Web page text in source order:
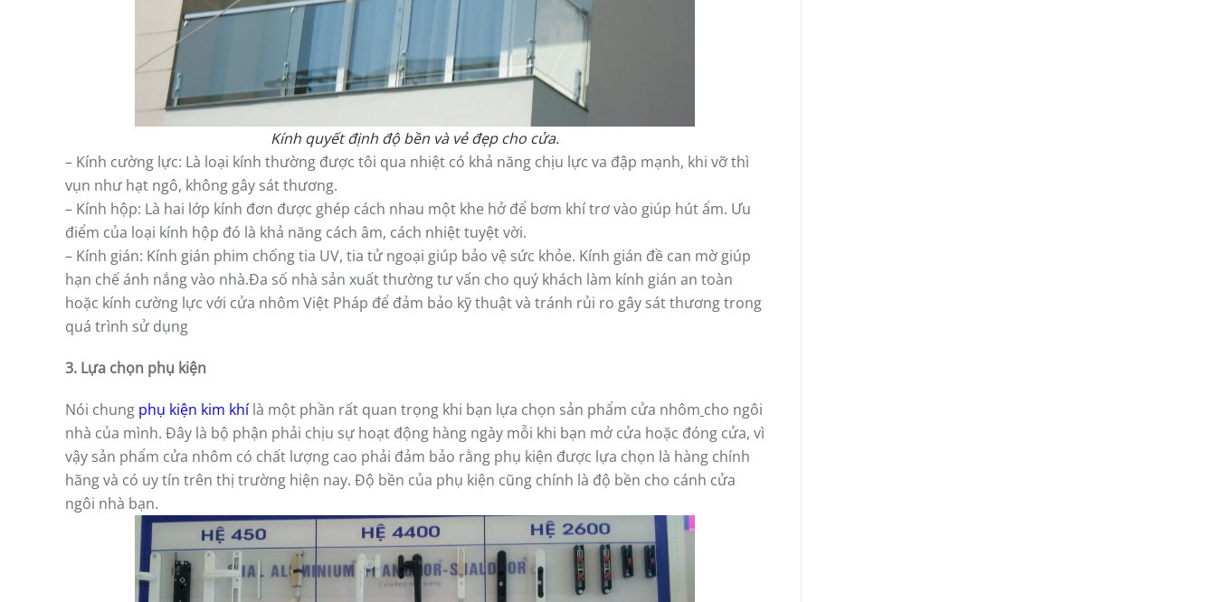
Kính quyết định độ bền và vẻ đẹp cho cửa.
– Kính cường lực: Là loại kính thường được tôi qua nhiệt có khả năng chịu lực va đập mạnh, khi vỡ thì
vụn như hạt ngô, không gây sát thương.
– Kính hộp: Là hai lớp kính đơn được ghép cách nhau một khe hở để bơm khí trơ vào giúp hút ẩm. Ưu
điểm của loại kính hộp đó là khả năng cách âm, cách nhiệt tuyệt vời.
– Kính gián: Kính gián phim chống tia UV, tia tử ngoại giúp bảo vệ sức khỏe. Kính gián đề can mờ giúp
hạn chế ánh nắng vào nhà.Đa số nhà sản xuất thường tư vấn cho quý khách làm kính gián an toàn
hoặc kính cường lực với cửa nhôm Việt Pháp để đảm bảo kỹ thuật và tránh rủi ro gây sát thương trong
quá trình sử dụng
3. Lựa chọn phụ kiện
Nói chung phụ kiện kim khílà một phần rất quan trọng khi bạn lựa chọn sản phẩm cửa nhôm cho ngôi
nhà của mình. Đây là bộ phận phải chịu sự hoạt động hàng ngày mỗi khi bạn mở cửa hoặc đóng cửa, vì
vậy sản phẩm cửa nhôm có chất lượng cao phải đảm bảo rằng phụ kiện được lựa chọn là hàng chính
hãng và có uy tín trên thị trường hiện nay. Độ bền của phụ kiện cũng chính là độ bền cho cánh cửa
ngôi nhà bạn.